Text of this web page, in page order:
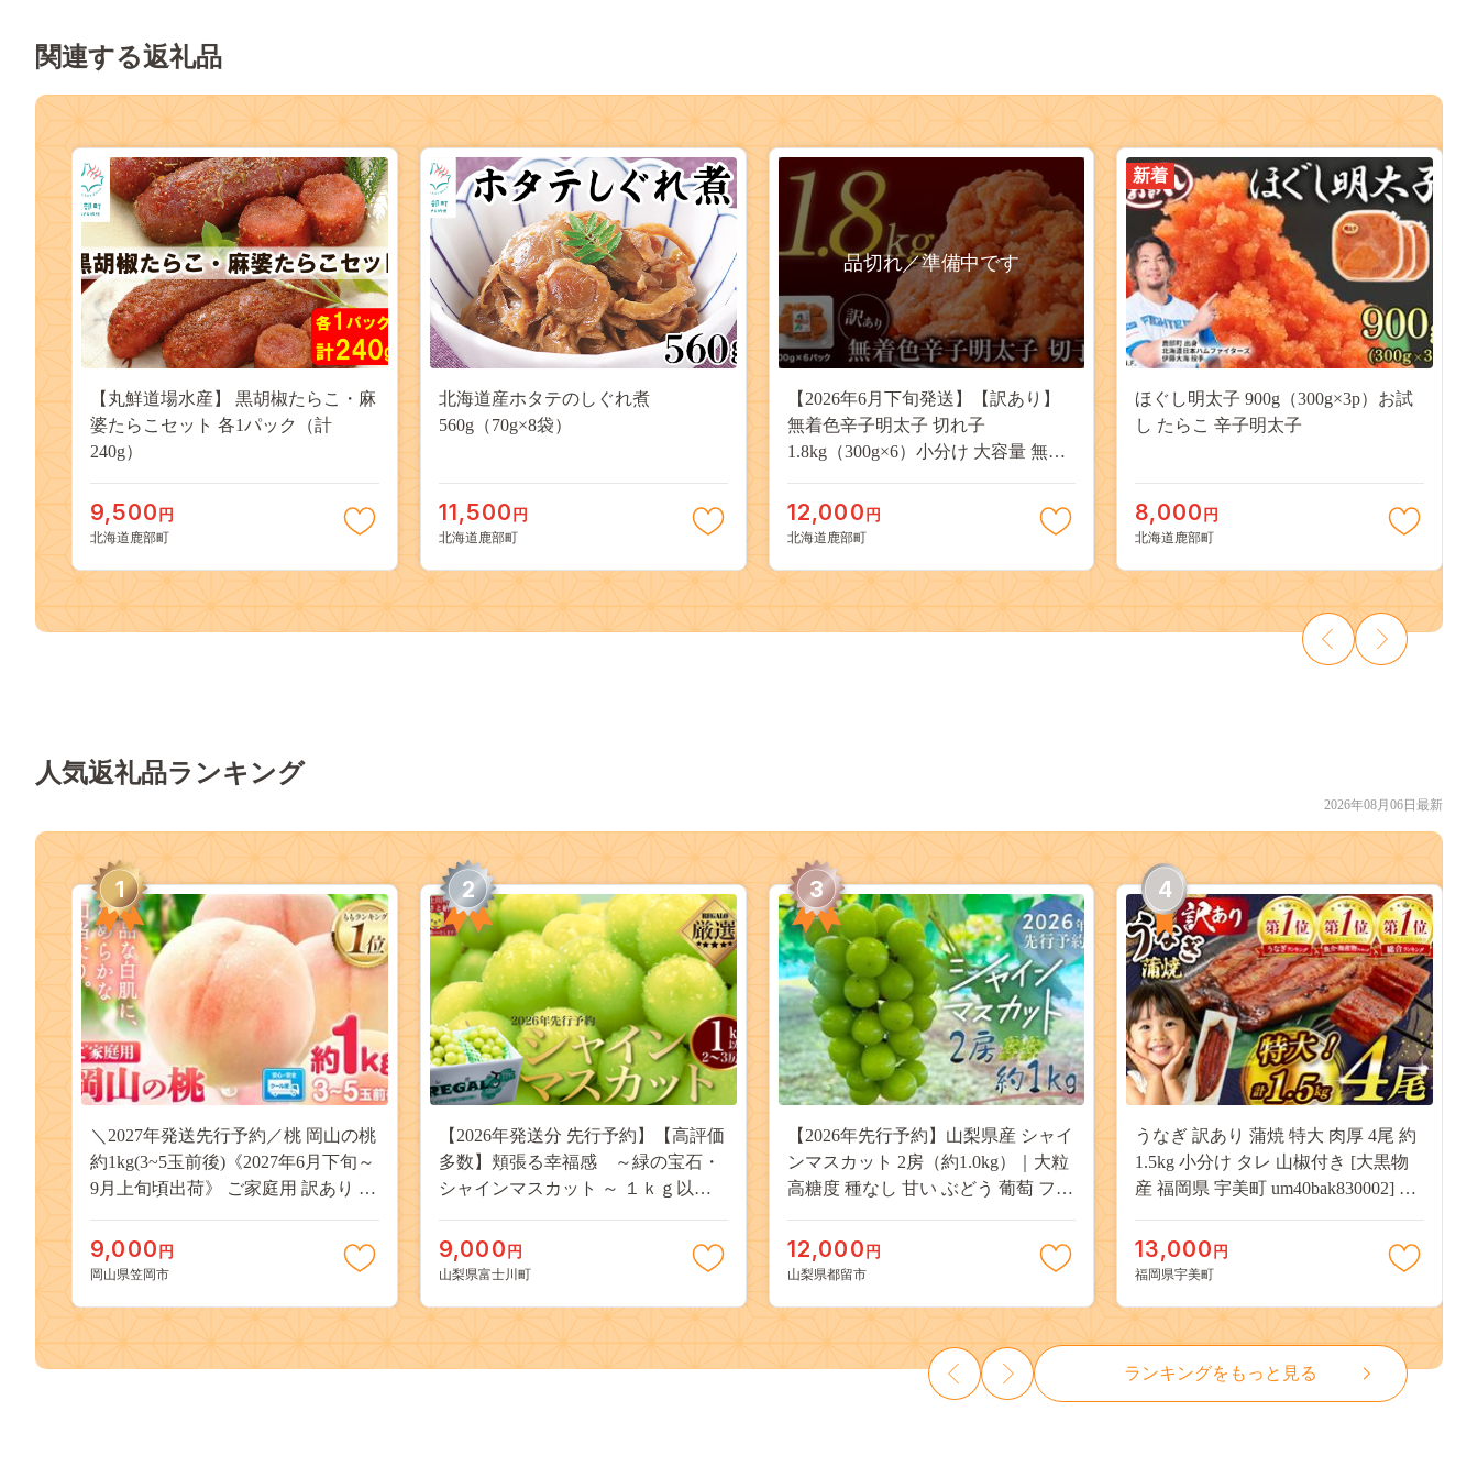
関連する返礼品
【丸鮮道場水産】 黒胡椒たらこ・麻
婆たらこセット 各1パック（計
240g）
9,500 円
北海道鹿部町
北海道産ホタテのしぐれ煮
560g（70g×8袋）
11,500 円
北海道鹿部町
品切れ／準備中です
【2026年6月下旬発送】【訳あり】
無着色辛子明太子 切れ子
1.8kg（300g×6）小分け 大容量 無着
12,000 円
北海道鹿部町
新着
ほぐし明太子 900g（300g×3p）お試
し たらこ 辛子明太子
8,000 円
北海道鹿部町
人気返礼品ランキング
2026年08月06日最新
1
＼2027年発送先行予約／桃 岡山の桃
約1kg(3~5玉前後)《2027年6月下旬～
9月上旬頃出荷》 ご家庭用 訳あり 白
果物 デザート 旬 モモ もも 先行予約
送料無料 果物 岡山県 笠岡市 清水白
kasaoka_zsy_419_100---
9,000 円
岡山県笠岡市
2
【2026年発送分 先行予約】【高評価
多数】頬張る幸福感 ～緑の宝石・
シャインマスカット ～ １ｋｇ以上
物 くだもの シャイン マスカット ぶ
どう ブドウ 葡萄 大粒 種なし 先行予
九千円
9,000 円
山梨県富士川町
3
【2026年先行予約】山梨県産 シャイ
ンマスカット 2房（約1.0kg）｜大粒
高糖度 種なし 甘い ぶどう 葡萄 フル
JX003
12,000 円
山梨県都留市
4
うなぎ 訳あり 蒲焼 特大 肉厚 4尾 約
1.5kg 小分け タレ 山椒付き [大黒物
産 福岡県 宇美町 um40bak830002] 不
うなぎ蒲焼 鰻蒲焼き 蒲焼き かば焼
き 真空パック 個包装 冷凍 13000
13,000 円
福岡県宇美町
ランキングをもっと見る